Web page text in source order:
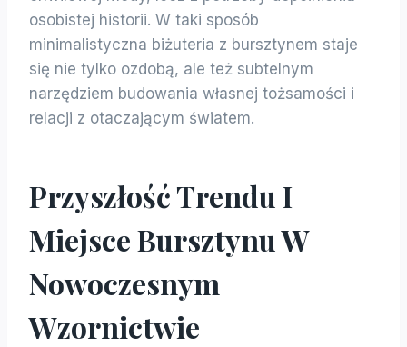
osobistej historii. W taki sposób
minimalistyczna biżuteria z bursztynem staje
się nie tylko ozdobą, ale też subtelnym
narzędziem budowania własnej tożsamości i
relacji z otaczającym światem.
Przyszłość Trendu I
Miejsce Bursztynu W
Nowoczesnym
Wzornictwie